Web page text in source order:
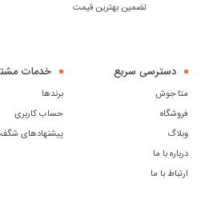
تضمین بهترین قیمت
دسترسی سریع
متا جوش
فروشگاه
وبلاگ
درباره با ما
ارتباط با ما
خدمات
برندها
حساب کاربری
پیشنهادهای